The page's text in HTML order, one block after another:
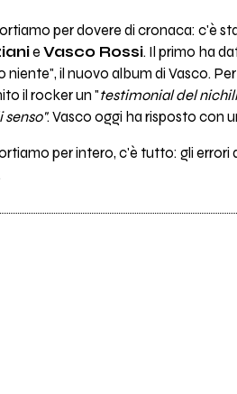
per dovere di cronaca: c'è
e Vasco Rossi. Il primo ha
niente", il nuovo album di Vasco.
il rocker un "testimonial del
senso". Vasco oggi ha risposto con
per intero, c'è tutto: gli